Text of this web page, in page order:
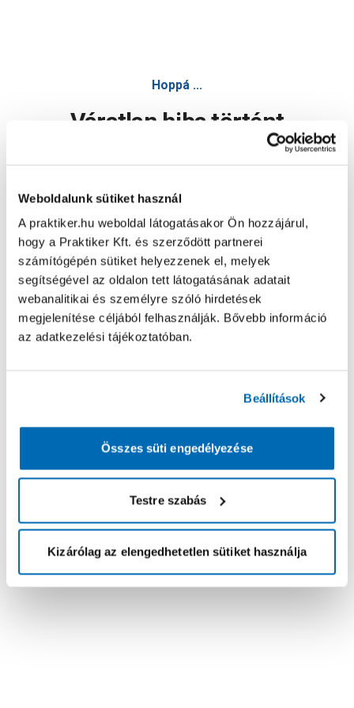
Weboldalunk sütiket használ
A praktiker.hu weboldal látogatásakor Ön hozzájárul,
hogy a Praktiker Kft. és szerződött partnerei
számítógépén sütiket helyezzenek el, melyek
segítségével az oldalon tett látogatásának adatait
webanalitikai és személyre szóló hirdetések
megjelenítése céljából felhasználják. Bővebb információ
az adatkezelési tájékoztatóban.
Beállítások
Összes süti engedélyezése
Testre szabás
Kizárólag az elengedhetetlen sütiket használja
Hoppá ...
Váratlan hiba történt
Oldal újratöltése